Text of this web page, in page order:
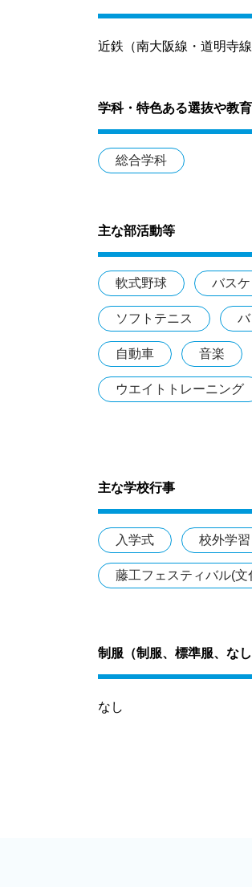
近鉄（南大阪線・道明寺
学科・特色ある選抜や教
総合学科
主な部活動等
軟式野球 バス
ソフトテニス
自動車 音楽
ウエイトトレーニング
主な学校行事
入学式 校外学習
藤工フェスティバル(文
制服（制服、標準服、なし
なし